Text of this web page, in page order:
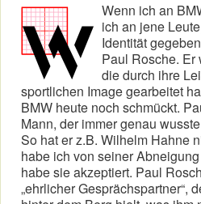
Wenn ich an
ich an jene
Identität
Paul Rosche. Er
die durch ihre
sportlichen Image gearbeitet
BMW heute noch schmückt.
Mann, der immer genau
So hat er z.B. Wilhelm Hahne
habe ich von seiner
habe sie akzeptiert. Paul
„ehrlicher Gesprächspartner“,